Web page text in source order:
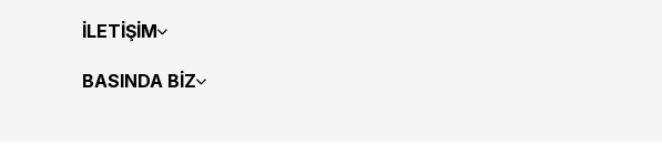
İLETİŞİM
BASINDA BİZ